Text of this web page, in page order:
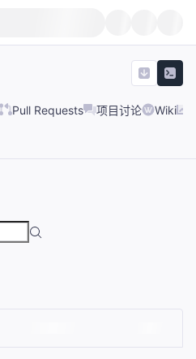
Pull Requests 项目讨论 Wiki